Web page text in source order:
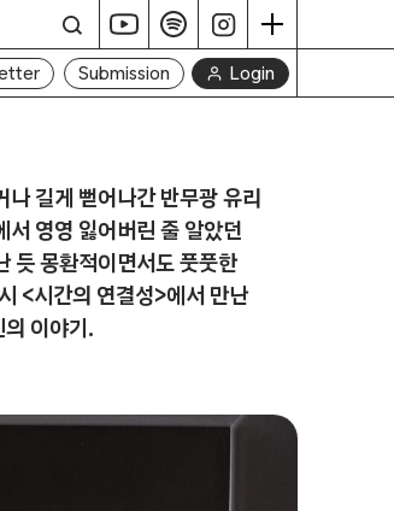
Submission Login
나 길게 뻗어나간 반무광 유리
서 영영 잃어버린 줄 알았던
듯 몽환적이면서도 풋풋한
<시간의 연결성>에서 만난
이야기.